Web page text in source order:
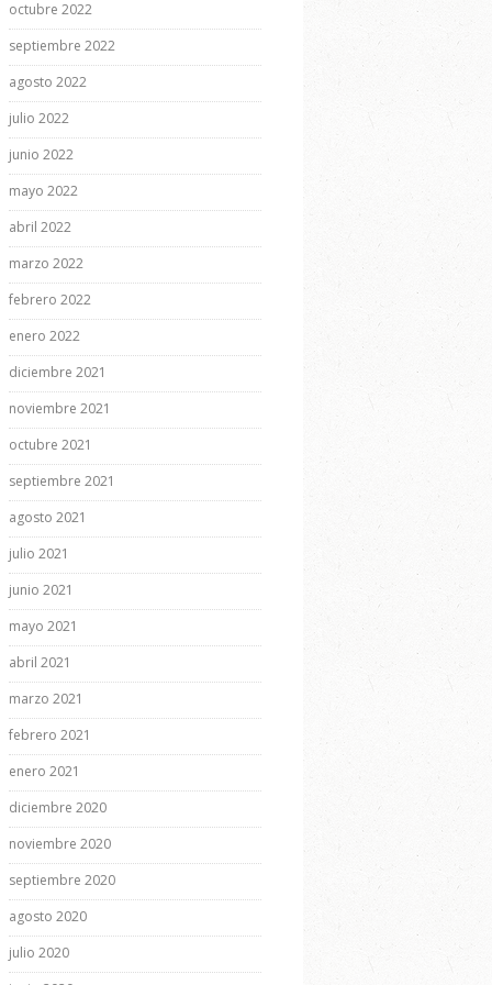
octubre 2022
septiembre 2022
agosto 2022
julio 2022
junio 2022
mayo 2022
abril 2022
marzo 2022
febrero 2022
enero 2022
diciembre 2021
noviembre 2021
octubre 2021
septiembre 2021
agosto 2021
julio 2021
junio 2021
mayo 2021
abril 2021
marzo 2021
febrero 2021
enero 2021
diciembre 2020
noviembre 2020
septiembre 2020
agosto 2020
julio 2020